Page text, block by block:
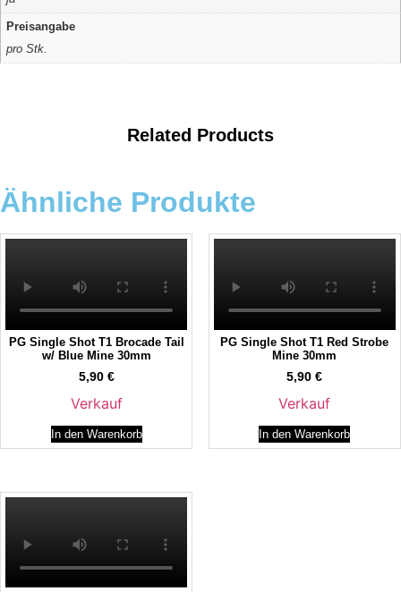
Preisangabe
pro Stk.
Related Products
Ähnliche Produkte
PG Single Shot T1 Brocade Tail
w/ Blue Mine 30mm
5,90 €
Verkauf
In den Warenkorb
PG Single Shot T1 Red Strobe
Mine 30mm
5,90€
Verkauf
In den Warenkorb